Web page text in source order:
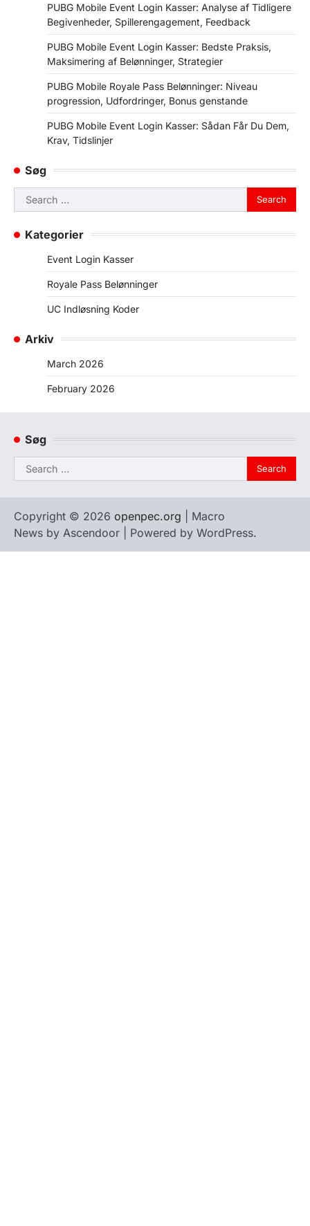
PUBG Mobile Event Login Kasser: Analyse af Tidligere
Begivenheder, Spillerengagement, Feedback
PUBG Mobile Event Login Kasser: Bedste Praksis,
Maksimering af Belønninger, Strategier
PUBG Mobile Royale Pass Belønninger: Niveau
progression, Udfordringer, Bonus genstande
PUBG Mobile Event Login Kasser: Sådan Får Du Dem,
Krav, Tidslinjer
Søg
Search
for:
Kategorier
Event Login Kasser
Royale Pass Belønninger
UC Indløsning Koder
Arkiv
March 2026
February 2026
Søg
Search
for:
Copyright © 2026 openpec.org | Macro
News by Ascendoor | Powered by WordPress.